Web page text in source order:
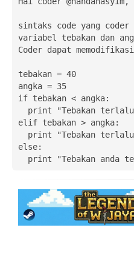
sintaks code yang
variabel tebakan dan
Coder dapat
tebakan = 40
angka = 35
if tebakan < angka:
elif tebakan > angka:
else:
print "Tebakan anda